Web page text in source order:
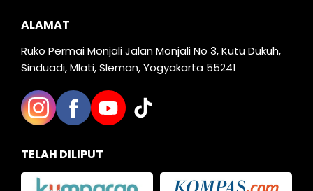
ALAMAT
Ruko Permai Monjali Jalan Monjali No 3, Kutu Dukuh,
Sinduadi, Mlati, Sleman, Yogyakarta 55241
TELAH DILIPUT